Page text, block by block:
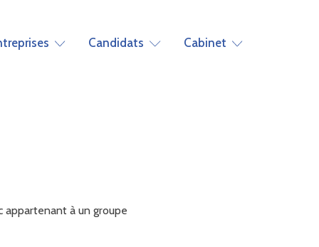
Candidats Cabinet
appartenant à un groupe